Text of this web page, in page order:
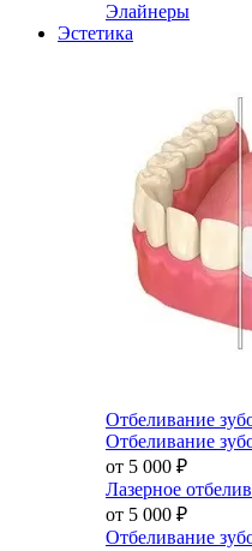
Элайнеры
Эстетика
Отбеливание
Отбеливание
от 5 000 ₽
Лазерное
от 5 000 ₽
Отбеливание